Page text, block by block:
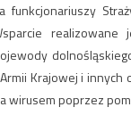
funkcjonariuszy
Krajowej i
wirusem poprzez